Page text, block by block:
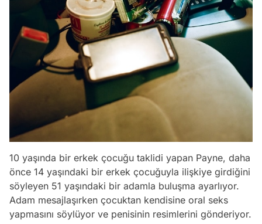
10 yaşında bir erkek çocuğu taklidi yapan Payne, daha
önce 14 yaşındaki bir erkek çocuğuyla ilişkiye girdiğini
söyleyen 51 yaşındaki bir adamla buluşma ayarlıyor.
Adam mesajlaşırken çocuktan kendisine oral seks
yapmasını söylüyor ve penisinin resimlerini gönderiyor.